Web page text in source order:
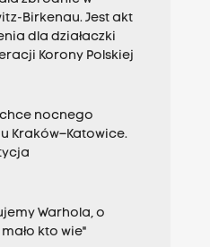
Birkenau. Jest akt
dla działaczki
Korony Polskiej
chce nocnego
Kraków–Katowice.
Warhola, o
kto wie"